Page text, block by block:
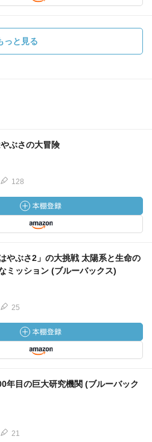
っと見る
ぶさの大冒険
128
やぶさ2」の大挑戦 太陽系と生命の
ミッション (ブルーバックス)
25
年目の巨大研究機関 (ブルーバック
21